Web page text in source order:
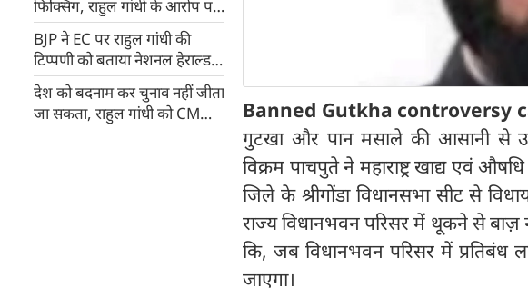
फिक्सिंग, राहुल गांधी के आरोप पर
चुनाव आयोग ने कहा- हारने पर
बदनाम करना बेतुका काम
BJP ने EC पर राहुल गांधी की
टिप्पणी को बताया नेशनल हेराल्ड
मामले से ध्यान भटकाने का हथकंडा
देश को बदनाम कर चुनाव नहीं जीता
जा सकता, राहुल गांधी को CM
Banned Gutkha controversy
गुटखा और पान मसाले की आसानी से
विक्रम पाचपुते ने महाराष्ट्र खाद्य एवं
जिले के श्रीगोंडा विधानसभा सीट से
राज्य विधानभवन परिसर में थूकने से
कि, जब विधानभवन परिसर में प्रतिबंध
जाएगा।